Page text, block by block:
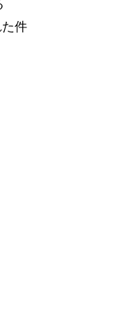
件